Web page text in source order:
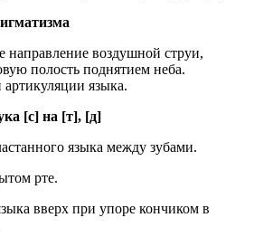
направление воздушной струи,
полость поднятием неба.
языка.
[с] на [т], [д]
языка между зубами.
рте.
вверх при упоре кончиком в